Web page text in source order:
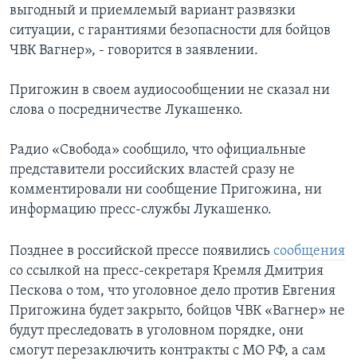
выгодный и приемлемый вариант развязки
ситуации, с гарантиями безопасности для бойцов
ЧВК Вагнер», - говорится в заявлении.
Пригожин в своем аудиосообщении не сказал ни
слова о посредничестве Лукашенко.
Радио «Свобода» сообщило, что официальные
представители российских властей сразу не
комментировали ни сообщение Пригожина, ни
информацию пресс-службы Лукашенко.
Позднее в российской прессе появились сообщения
со ссылкой на пресс-секретаря Кремля Дмитрия
Пескова о том, что уголовное дело против Евгения
Пригожина будет закрыто, бойцов ЧВК «Вагнер» не
будут преследовать в уголовном порядке, они
смогут перезаключить контракты с МО РФ, а сам